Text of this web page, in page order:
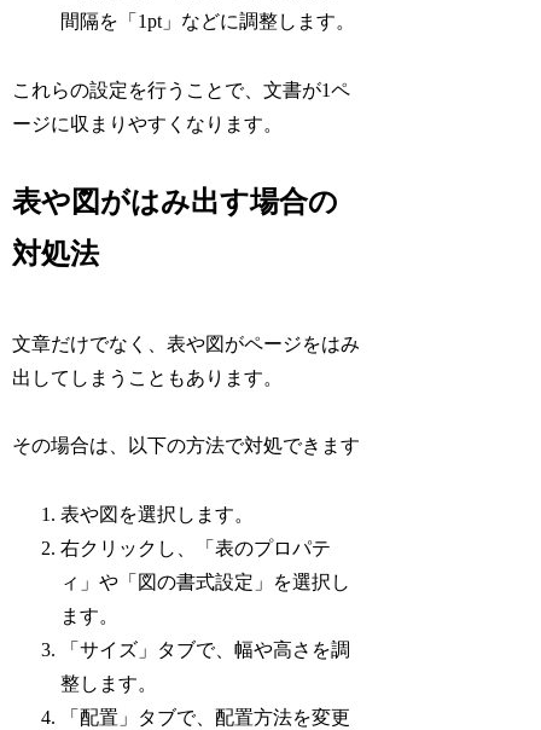
間隔を「1pt」などに調整します。
これらの設定を行うことで、文書が1ペ
ージに収まりやすくなります。
表や図がはみ出す場合の
対処法
文章だけでなく、表や図がページをはみ
出してしまうこともあります。
その場合は、以下の方法で対処できます
表や図を選択します。
右クリックし、「表のプロパテ
ィ」や「図の書式設定」を選択し
ます。
「サイズ」タブで、幅や高さを調
整します。
「配置」タブで、配置方法を変更